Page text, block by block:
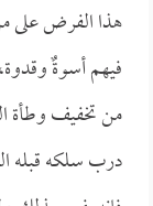
هذا الفرض على
فيهم أسوةٌ
من تخفيف وطأة
درب سلكه قبله